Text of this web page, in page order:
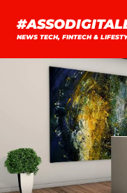
NEWS TECH, FINTECH &